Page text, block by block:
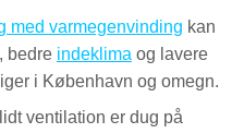
med varmegenvinding kan
bedre indeklima og lavere
i København og omegn.
ventilation er dug på